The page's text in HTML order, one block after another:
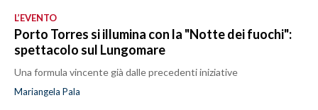
L’EVENTO
Porto Torres si illumina con la "Notte dei fuochi":
spettacolo sul Lungomare
Una formula vincente già dalle precedenti iniziative
Mariangela Pala